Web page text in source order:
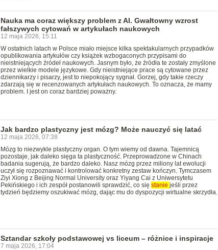
Nauka ma coraz większy problem z AI. Gwałtowny wzrost
fałszywych cytowań w artykułach naukowych
12 maja 2026, 15:11
W ostatnich latach w Polsce miało miejsce kilka spektakularnych przypadków
opublikowania artykułów czy książek wzbogaconych przypisami do
nieistniejących źródeł naukowych. Jasnym było, że źródła te zostały zmyślone
przez wielkie modele językowe. Gdy nieistniejące prace są cytowane przez
dziennikarzy i pisarzy, jest to niepokojący sygnał. Gorzej, gdy takie rzeczy
zdarzają się w recenzowanych artykułach naukowych. To oznacza, że mamy
problem. I jest on coraz bardziej poważny.
Jak bardzo plastyczny jest mózg? Może nauczyć się latać
12 maja 2026, 07:38
Mózg to niezwykle plastyczny organ. O tym wiemy od dawna. Tajemnicą
pozostaje, jak daleko sięga ta plastyczność. Przeprowadzone w Chinach
badania sugerują, że bardzo daleko. Nasz mózg przez miliony lat ewolucji
uczył się rozpoznawać i kontrolować konkretny zestaw kończyn. Tymczasem
Ziyi Xiong z Beijing Normal University oraz Yiyang Cai z Uniwersytetu
Pekińskiego i ich zespół postanowili sprawdzić, co się stanie jeśli przez
tydzień będziemy oszukiwać mózg, dając mu do dyspozycji wirtualne skrzydła.
Sztandar szkoły podstawowej vs liceum – różnice i inspiracje
7 maja 2026, 17:04